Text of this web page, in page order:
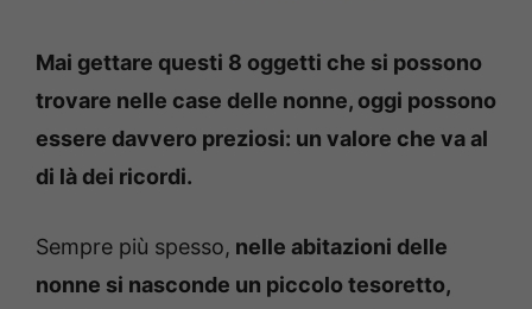
Mai gettare questi 8 oggetti che si possono
trovare nelle case delle nonne, oggi possono
essere davvero preziosi: un valore che va al
di là dei ricordi.
Sempre più spesso, nelle abitazioni delle
nonne si nasconde un piccolo tesoretto,